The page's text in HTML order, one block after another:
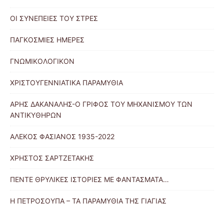
ΟΙ ΣΥΝΕΠΕΙΕΣ ΤΟΥ ΣΤΡΕΣ
ΠΑΓΚΟΣΜΙΕΣ ΗΜΕΡΕΣ
ΓΝΩΜΙΚΟΛΟΓΙΚΟΝ
ΧΡΙΣΤΟΥΓΕΝΝΙΑΤΙΚΑ ΠΑΡΑΜΥΘΙΑ
ΑΡΗΣ ΔΑΚΑΝΑΛΗΣ-Ο ΓΡΙΦΟΣ ΤΟΥ ΜΗΧΑΝΙΣΜΟΥ ΤΩΝ
ΑΝΤΙΚΥΘΗΡΩΝ
ΑΛΕΚΟΣ ΦΑΣΙΑΝΟΣ 1935-2022
ΧΡΗΣΤΟΣ ΣΑΡΤΖΕΤΑΚΗΣ
ΠΕΝΤΕ ΘΡΥΛΙΚΕΣ ΙΣΤΟΡΙΕΣ ΜΕ ΦΑΝΤΑΣΜΑΤΑ…
Η ΠΕΤΡΟΣΟΥΠΑ – ΤΑ ΠΑΡΑΜΥΘΙΑ ΤΗΣ ΓΙΑΓΙΑΣ